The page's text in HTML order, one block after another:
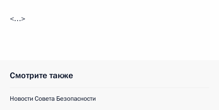
<…>
Смотрите также
Новости Совета Безопасности